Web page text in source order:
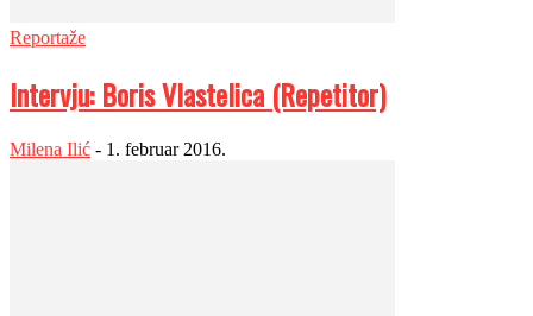
Reportaže
Intervju: Boris Vlastelica (Repetitor)
Milena Ilić - 1. februar 2016.